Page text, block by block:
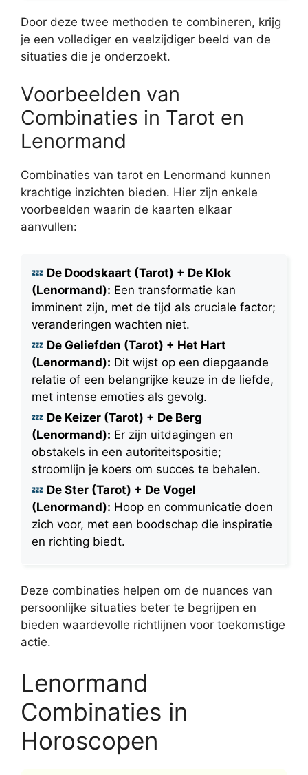
Door deze twee methoden te combineren, krijg
je een vollediger en veelzijdiger beeld van de
situaties die je onderzoekt.
Voorbeelden van
Combinaties in Tarot en
Lenormand
Combinaties van tarot en Lenormand kunnen
krachtige inzichten bieden. Hier zijn enkele
voorbeelden waarin de kaarten elkaar
aanvullen:
De Doodskaart (Tarot) + De Klok
(Lenormand): Een transformatie kan
imminent zijn, met de tijd als cruciale factor;
veranderingen wachten niet.
De Geliefden (Tarot) + Het Hart
(Lenormand): Dit wijst op een diepgaande
relatie of een belangrijke keuze in de liefde,
met intense emoties als gevolg.
De Keizer (Tarot) + De Berg
(Lenormand): Er zijn uitdagingen en
obstakels in een autoriteitspositie;
stroomlijn je koers om succes te behalen.
De Ster (Tarot) + De Vogel
(Lenormand): Hoop en communicatie doen
zich voor, met een boodschap die inspiratie
en richting biedt.
Deze combinaties helpen om de nuances van
persoonlijke situaties beter te begrijpen en
bieden waardevolle richtlijnen voor toekomstige
actie.
Lenormand
Combinaties in
Horoscopen